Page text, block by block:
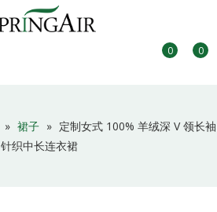
0 0
» 裙子 » 定制女式 100% 羊绒深 V 领长袖
针织中长连衣裙